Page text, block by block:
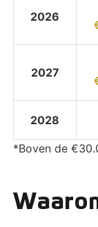
2026
2027
2028
*Boven de